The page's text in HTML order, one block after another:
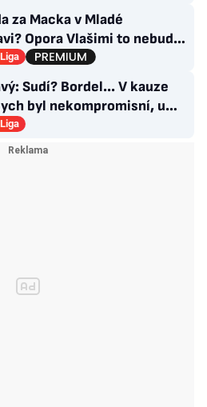
za Macka v Mladé
Opora Vlašimi to nebude,
záložník Baníku
Sudí? Bordel... V kauze
byl nekompromisní, u
taky!